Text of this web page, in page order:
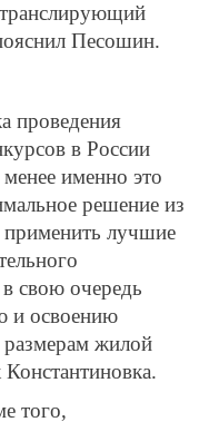
Песошин.
проведения
в России
именно это
решение из
применить лучшие
свою очередь
и освоению
жилой
того,